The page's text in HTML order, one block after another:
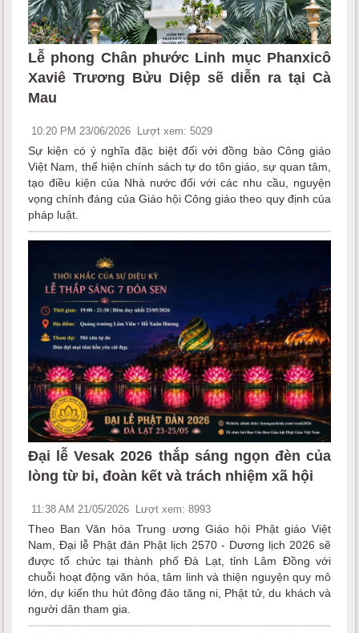
Lễ phong Chân phước Linh mục Phanxicô
Xaviê Trương Bửu Diệp sẽ diễn ra tại Cà
Mau
10:20 PM 23/06/2026 Lượt xem: 5029
Sự kiện có ý nghĩa đặc biệt đối với đồng bào Công giáo
Việt Nam, thể hiện chính sách tự do tôn giáo, sự quan tâm,
tạo điều kiện của Nhà nước đối với các nhu cầu, nguyện
vọng chính đáng của Giáo hội Công giáo theo quy định của
pháp luật.
Đại lễ Vesak 2026 thắp sáng ngọn đèn của
lòng từ bi, đoàn kết và trách nhiệm xã hội
11:38 AM 21/05/2026 Lượt xem: 8993
Theo Ban Văn hóa Trung ương Giáo hội Phật giáo Việt
Nam, Đại lễ Phật đản Phật lịch 2570 - Dương lịch 2026 sẽ
được tổ chức tại thành phố Đà Lạt, tỉnh Lâm Đồng với
chuỗi hoạt động văn hóa, tâm linh và thiện nguyện quy mô
lớn, dự kiến thu hút đông đảo tăng ni, Phật tử, du khách và
người dân tham gia.